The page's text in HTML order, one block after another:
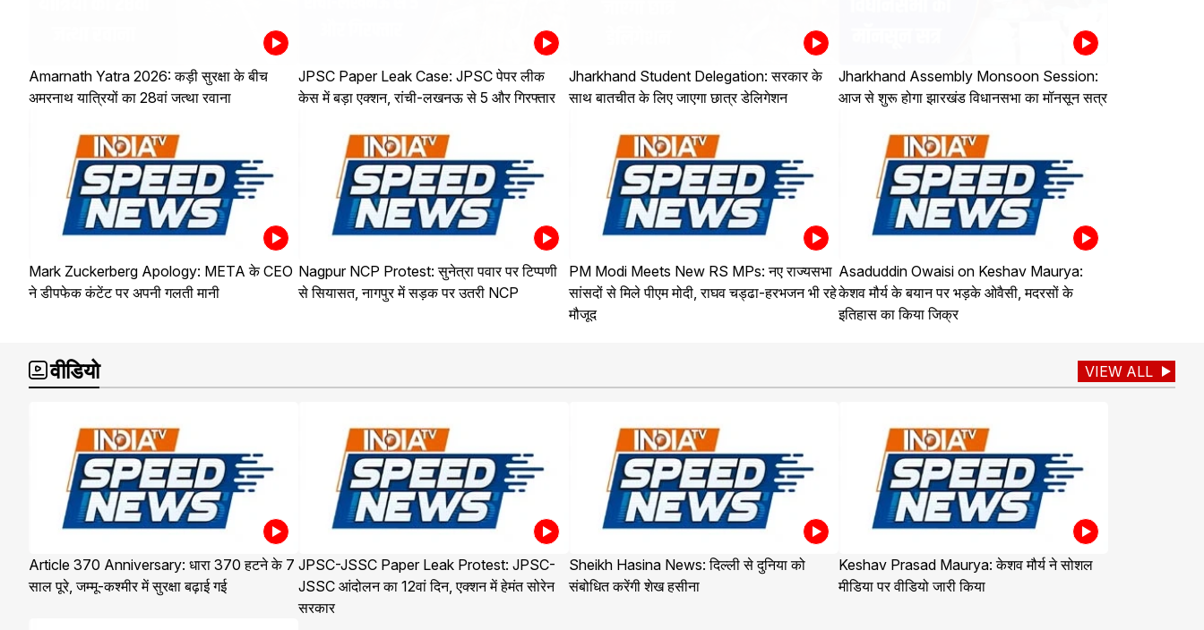
Amarnath Yatra 2026: कड़ी सुरक्षा के बीच
अमरनाथ यात्रियों का 28वां जत्था रवाना
JPSC Paper Leak Case: JPSC पेपर लीक
केस में बड़ा एक्शन, रांची-लखनऊ से 5 और गिरफ्तार
Jharkhand Student Delegation: सरकार के
साथ बातचीत के लिए जाएगा छात्र डेलिगेशन
Jharkhand Assembly Monsoon Session:
आज से शुरू होगा झारखंड विधानसभा का मॉनसून सत्र
Mark Zuckerberg Apology: META के CEO
ने डीपफेक कंटेंट पर अपनी गलती मानी
Nagpur NCP Protest: सुनेत्रा पवार पर टिप्पणी
से सियासत, नागपुर में सड़क पर उतरी NCP
PM Modi Meets New RS MPs: नए राज्यसभा
सांसदों से मिले पीएम मोदी, राघव चड्ढा-हरभजन भी रहे
मौजूद
Asaduddin Owaisi on Keshav Maurya:
केशव मौर्य के बयान पर भड़के ओवैसी, मदरसों के
इतिहास का किया जिक्र
वीडियो VIEW ALL
Article 370 Anniversary: धारा 370 हटने के 7
साल पूरे, जम्मू-कश्मीर में सुरक्षा बढ़ाई गई
JPSC-JSSC Paper Leak Protest: JPSC-
JSSC आंदोलन का 12वां दिन, एक्शन में हेमंत सोरेन
सरकार
Sheikh Hasina News: दिल्ली से दुनिया को
संबोधित करेंगी शेख हसीना
Keshav Prasad Maurya: केशव मौर्य ने सोशल
मीडिया पर वीडियो जारी किया